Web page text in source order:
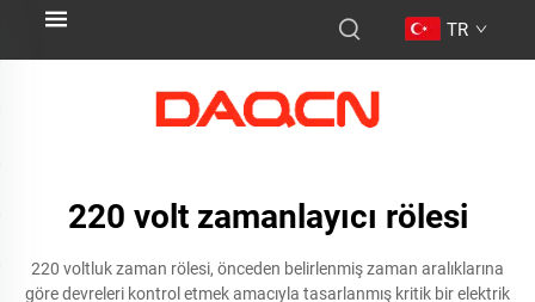
TR
220 volt zamanlayıcı rölesi
220 voltluk zaman rölesi, önceden belirlenmiş zaman aralıklarına
göre devreleri kontrol etmek amacıyla tasarlanmış kritik bir elektrik